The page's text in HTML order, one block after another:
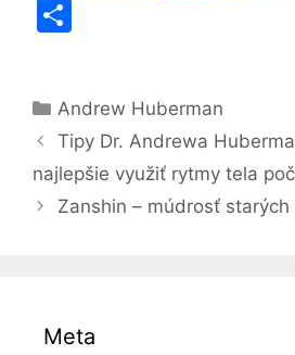
b
o
o
k
n
g
er
e
Kategórie
Andrew Huberman
Tipy Dr. Andrewa
najlepšie využiť rytmy tela
Zanshin – múdrosť starých
Meta